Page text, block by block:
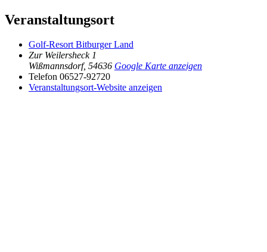
Veranstaltungsort
Golf-Resort Bitburger Land
Zur Weilersheck 1
Wißmannsdorf, 54636 Google Karte anzeigen
Telefon 06527-92720
Veranstaltungsort-Website anzeigen